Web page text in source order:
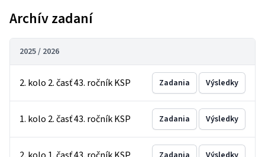
Archív zadaní
2025 / 2026
2. kolo 2. časť 43. ročník KSP Zadania Výsledky
1. kolo 2. časť 43. ročník KSP Zadania Výsledky